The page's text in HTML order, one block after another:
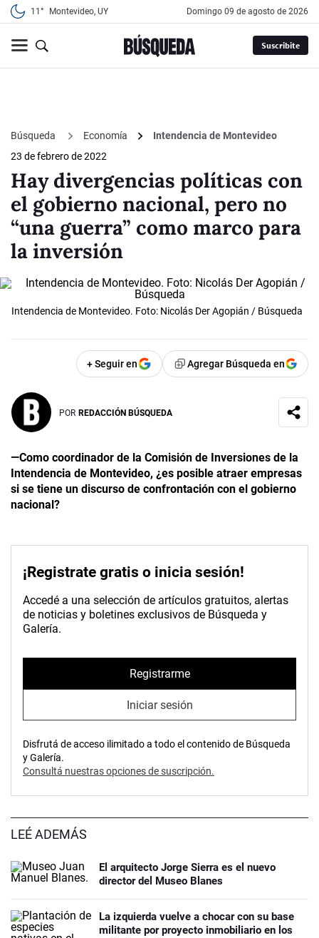
11° Montevideo, UY domingo 09 de agosto de 2026
Suscribite
Búsqueda Economía
Intendencia de Montevideo
23 de febrero de 2022
Hay divergencias políticas con
el gobierno nacional, pero no
“una guerra” como marco para
la inversión
Intendencia de Montevideo. Foto: Nicolás Der Agopián / Búsqueda
+ Seguir en Agregar Búsqueda en
POR REDACCIÓN BÚSQUEDA
—Como coordinador de la Comisión de Inversiones de la
Intendencia de Montevideo, ¿es posible atraer empresas
si se tiene un discurso de confrontación con el gobierno
nacional?
¡Registrate gratis o inicia sesión!
Accedé a una selección de artículos gratuitos, alertas
de noticias y boletines exclusivos de Búsqueda y
Galería.
Registrarme
Iniciar sesión
Disfrutá de acceso ilimitado a todo el contenido de Búsqueda
y Galería.
Consultá nuestras opciones de suscripción.
LEÉ ADEMÁS
El arquitecto Jorge Sierra es el nuevo
director del Museo Blanes
La izquierda vuelve a chocar con su base
militante por proyecto inmobiliario en los